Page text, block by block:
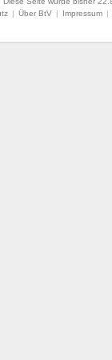
| Über BtV | Impressum |